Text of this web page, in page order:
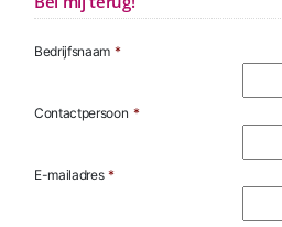
Bedrijfsnaam *
Contactpersoon *
E-mailadres *